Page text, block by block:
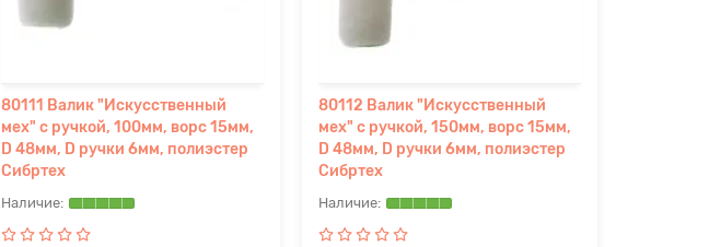
80111 Валик "Искусственный
мех" с ручкой, 100мм, ворс 15мм,
D 48мм, D ручки 6мм, полиэстер
Сибртех
80112 Валик "Искусственный
мех" с ручкой, 150мм, ворс 15мм,
D 48мм, D ручки 6мм, полиэстер
Сибртех